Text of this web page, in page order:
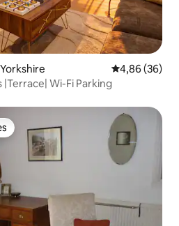
Calificación
4,86 (36)
|Terrace| Wi-Fi Parking